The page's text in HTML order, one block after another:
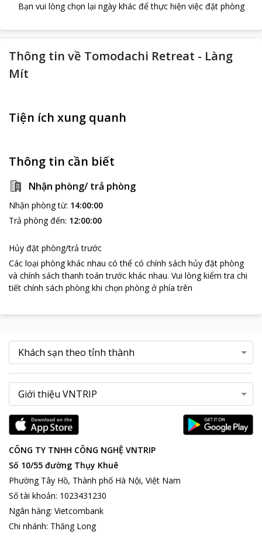
Bạn vui lòng chọn lại ngày khác để thực hiện việc đặt phòng
Thông tin về Tomodachi Retreat - Làng
Mít
Tiện ích xung quanh
Thông tin cần biết
Nhận phòng/ trả phòng
Nhận phòng từ: 14:00:00
Trả phòng đến: 12:00:00
Hủy đặt phòng/trả trước
Các loại phòng khác nhau có thể có chính sách hủy đặt phòng
và chính sách thanh toán trước khác nhau. Vui lòng kiểm tra chi
tiết chính sách phòng khi chọn phòng ở phía trên
CÔNG TY TNHH CÔNG NGHỆ VNTRIP
Số 10/55 đường Thụy Khuê
Phường Tây Hồ, Thành phố Hà Nội, Việt Nam
Số tài khoản: 1023431230
Ngân hàng: Vietcombank
Chi nhánh: Thăng Long